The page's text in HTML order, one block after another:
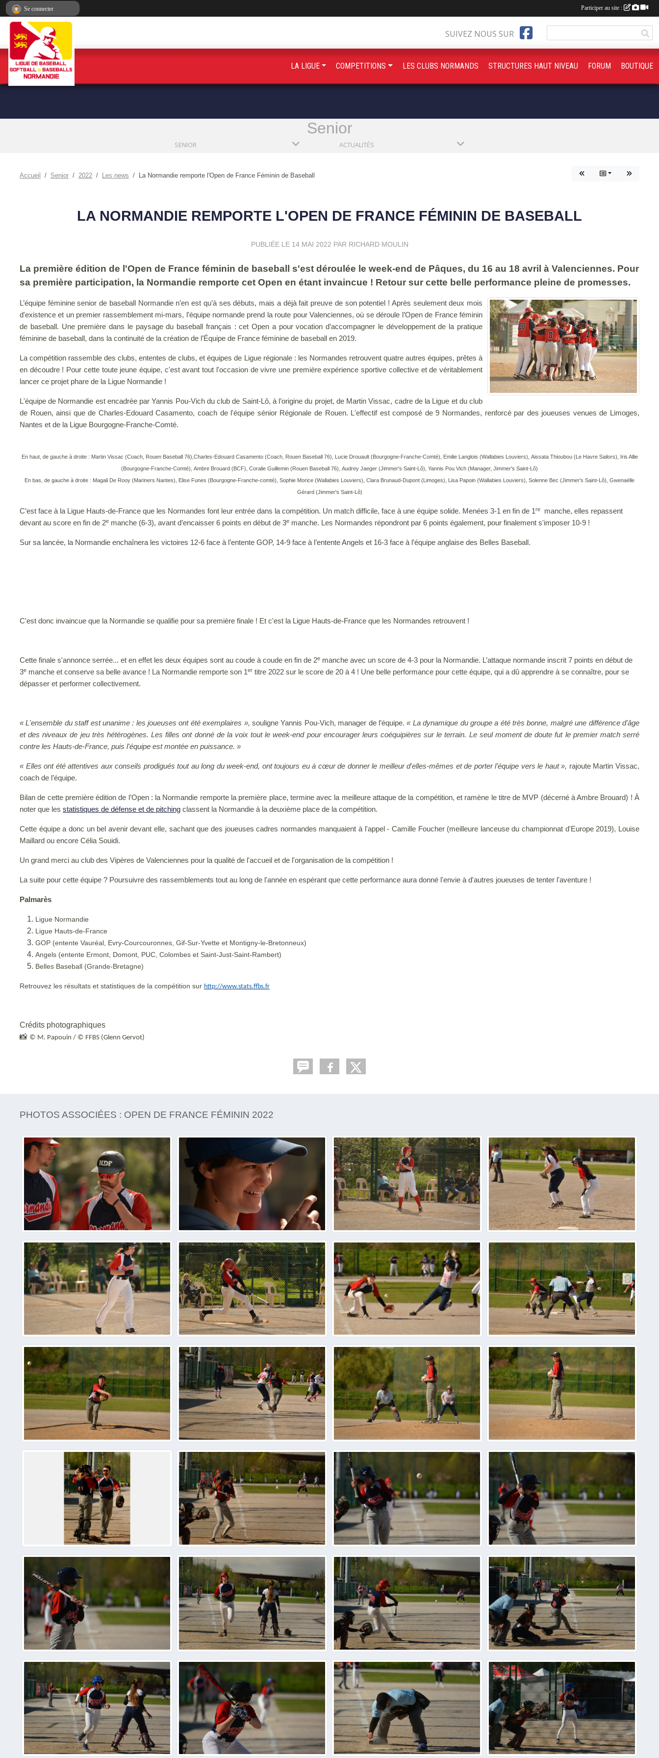
Senior
SENIOR ACTUALITÉS
Accueil Senior 2022 Les news La Normandie remporte l'Open de France Féminin de Baseball
LA NORMANDIE REMPORTE L'OPEN DE FRANCE FÉMININ DE BASEBALL
PUBLIÉE LE 14 MAI 2022 PAR RICHARD MOULIN
La première édition de l'Open de France féminin de baseball s'est déroulée le week-end de Pâques, du 16 au 18 avril à Valenciennes. Pour
sa première participation, la Normandie remporte cet Open en étant invaincue ! Retour sur cette belle performance pleine de promesses.
L’équipe féminine senior de baseball Normandie n’en est qu’à ses débuts, mais a déjà fait preuve de son potentiel ! Après seulement deux mois
d'existence et un premier rassemblement mi-mars, l’équipe normande prend la route pour Valenciennes, où se déroule l’Open de France féminin
de baseball. Une première dans le paysage du baseball français : cet Open a pour vocation d’accompagner le développement de la pratique
féminine de baseball, dans la continuité de la création de l’Équipe de France féminine de baseball en 2019.
La compétition rassemble des clubs, ententes de clubs, et équipes de Ligue régionale : les Normandes retrouvent quatre autres équipes, prêtes à
en découdre ! Pour cette toute jeune équipe, c'est avant tout l'occasion de vivre une première expérience sportive collective et de véritablement
lancer ce projet phare de la Ligue Normandie !
L'équipe de Normandie est encadrée par Yannis Pou-Vich du club de Saint-Lô, à l’origine du projet, de Martin Vissac, cadre de la Ligue et du club
de Rouen, ainsi que de Charles-Edouard Casamento, coach de l'équipe sénior Régionale de Rouen. L'effectif est composé de 9 Normandes, renforcé par des joueuses venues de Limoges,
Nantes et de la Ligue Bourgogne-Franche-Comté.
En haut, de gauche à droite : Martin Vissac (Coach, Rouen Baseball 76),Charles-Edouard Casamento (Coach, Rouen Baseball 76), Lucie Drouault (Bourgogne-Franche-Comté), Emilie Langlois (Wallabies Louviers), Aissata Thioubou (Le Havre Sailors), Iris Allie
(Bourgogne-Franche-Comté), Ambre Brouard (BCF), Coralie Guillemin (Rouen Baseball 76), Audrey Jaeger (Jimmer's Saint-Lô), Yannis Pou Vich (Manager, Jimmer's Saint-Lô)
En bas, de gauche à droite : Magali De Rooy (Mariners Nantes), Elise Funes (Bourgogne-Franche-comté), Sophie Morice (Wallabies Louviers), Clara Brunaud-Dupont (Limoges), Lisa Papoin (Wallabies Louviers), Solenne Bec (Jimmer's Saint-Lô), Gwenaëlle
Gérard (Jimmer's Saint-Lô)
C’est face à la Ligue Hauts-de-France que les Normandes font leur entrée dans la compétition. Un match difficile, face à une équipe solide. Menées 3-1 en fin de 1re
manche, elles repassent
devant au score en fin de 2e manche (6-3), avant d’encaisser 6 points en début de 3e manche. Les Normandes répondront par 6 points également, pour finalement s'imposer 10-9 !
Sur sa lancée, la Normandie enchaînera les victoires 12-6 face à l’entente GOP, 14-9 face à l’entente Angels et 16-3 face à l’équipe anglaise des Belles Baseball.
C'est donc invaincue que la Normandie se qualifie pour sa première finale ! Et c'est la Ligue Hauts-de-France que les Normandes retrouvent !
Cette finale s'annonce serrée... et en effet les deux équipes sont au coude à coude en fin de 2e manche avec un score de 4-3 pour la Normandie. L’attaque normande inscrit 7 points en début de
3e manche et conserve sa belle avance ! La Normandie remporte son 1er titre 2022 sur le score de 20 à 4 ! Une belle performance pour cette équipe, qui a dû apprendre à se connaître, pour se
dépasser et performer collectivement.
« L'ensemble du staff est unanime : les joueuses ont été exemplaires », souligne Yannis Pou-Vich, manager de l’équipe.« La dynamique du groupe a été très bonne, malgré une différence d'âge
et des niveaux de jeu très hétérogènes. Les filles ont donné de la voix tout le week-end pour encourager leurs coéquipières sur le terrain. Le seul moment de doute fut le premier match serré
contre les Hauts-de-France, puis l'équipe est montée en puissance. »
« Elles ont été attentives aux conseils prodigués tout au long du week-end, ont toujours eu à cœur de donner le meilleur d'elles-mêmes et de porter l’équipe vers le haut », rajoute Martin Vissac,
coach de l’équipe.
Bilan de cette première édition de l’Open : la Normandie remporte la première place, termine avec la meilleure attaque de la compétition, et ramène le titre de MVP (décerné à Ambre Brouard) ! À
noter que les statistiques de défense et de pitching classent la Normandie à la deuxième place de la compétition.
Cette équipe a donc un bel avenir devant elle, sachant que des joueuses cadres normandes manquaient à l'appel - Camille Foucher (meilleure lanceuse du championnat d'Europe 2019), Louise
Maillard ou encore Célia Souidi.
Un grand merci au club des Vipères de Valenciennes pour la qualité de l'accueil et de l'organisation de la compétition !
La suite pour cette équipe ? Poursuivre des rassemblements tout au long de l'année en espérant que cette performance aura donné l'envie à d'autres joueuses de tenter l'aventure !
Palmarès
Ligue Normandie
Ligue Hauts-de-France
GOP (entente Vauréal, Evry-Courcouronnes, Gif-Sur-Yvette et Montigny-le-Bretonneux)
Angels (entente Ermont, Domont, PUC, Colombes et Saint-Just-Saint-Rambert)
Belles Baseball (Grande-Bretagne)
Retrouvez les résultats et statistiques de la compétition sur http://www.stats.ffbs.fr
Crédits photographiques
📸 © M. Papouin / © FFBS (Glenn Gervot)
PHOTOS ASSOCIÉES : OPEN DE FRANCE FÉMININ 2022
SUIVEZ NOUS SUR
LA LIGUE COMPETITIONS LES CLUBS NORMANDS STRUCTURES HAUT NIVEAU FORUM BOUTIQUE
Se connecter Participer au site :
Panneau de gestion des cookies